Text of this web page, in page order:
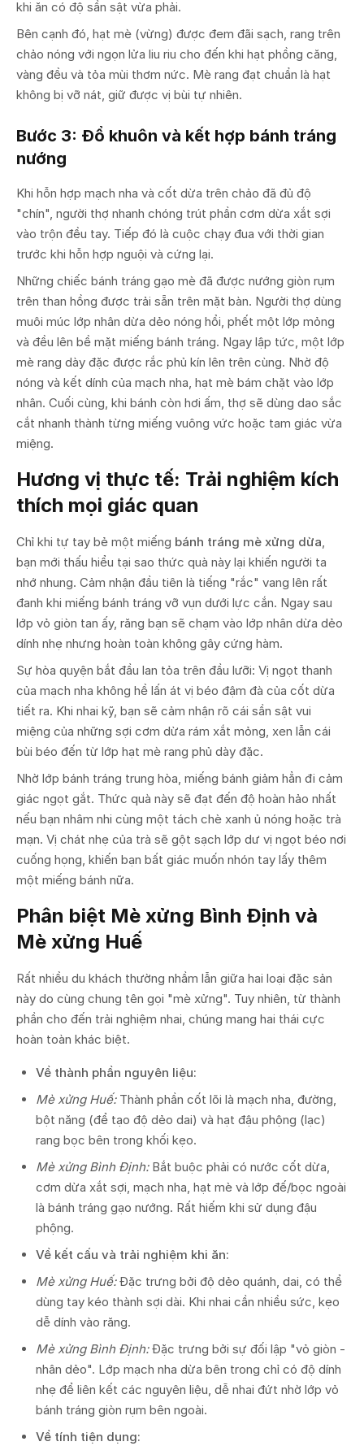
khi ăn có độ sần sật vừa phải.
Bên cạnh đó, hạt mè (vừng) được đem đãi sạch, rang trên
chảo nóng với ngọn lửa liu riu cho đến khi hạt phồng căng,
vàng đều và tỏa mùi thơm nức. Mè rang đạt chuẩn là hạt
không bị vỡ nát, giữ được vị bùi tự nhiên.
Bước 3: Đổ khuôn và kết hợp bánh tráng
nướng
Khi hỗn hợp mạch nha và cốt dừa trên chảo đã đủ độ
"chín", người thợ nhanh chóng trút phần cơm dừa xắt sợi
vào trộn đều tay. Tiếp đó là cuộc chạy đua với thời gian
trước khi hỗn hợp nguội và cứng lại.
Những chiếc bánh tráng gạo mè đã được nướng giòn rụm
trên than hồng được trải sẵn trên mặt bàn. Người thợ dùng
muôi múc lớp nhân dừa dẻo nóng hổi, phết một lớp mỏng
và đều lên bề mặt miếng bánh tráng. Ngay lập tức, một lớp
mè rang dày đặc được rắc phủ kín lên trên cùng. Nhờ độ
nóng và kết dính của mạch nha, hạt mè bám chặt vào lớp
nhân. Cuối cùng, khi bánh còn hơi ấm, thợ sẽ dùng dao sắc
cắt nhanh thành từng miếng vuông vức hoặc tam giác vừa
miệng.
Hương vị thực tế: Trải nghiệm kích
thích mọi giác quan
Chỉ khi tự tay bẻ một miếng bánh tráng mè xửng dừa,
bạn mới thấu hiểu tại sao thức quà này lại khiến người ta
nhớ nhung. Cảm nhận đầu tiên là tiếng "rắc" vang lên rất
đanh khi miếng bánh tráng vỡ vụn dưới lực cắn. Ngay sau
lớp vỏ giòn tan ấy, răng bạn sẽ chạm vào lớp nhân dừa dẻo
dính nhẹ nhưng hoàn toàn không gây cứng hàm.
Sự hòa quyện bắt đầu lan tỏa trên đầu lưỡi: Vị ngọt thanh
của mạch nha không hề lấn át vị béo đậm đà của cốt dừa
tiết ra. Khi nhai kỹ, bạn sẽ cảm nhận rõ cái sần sật vui
miệng của những sợi cơm dừa rám xắt mỏng, xen lẫn cái
bùi béo đến từ lớp hạt mè rang phủ dày đặc.
Nhờ lớp bánh tráng trung hòa, miếng bánh giảm hẳn đi cảm
giác ngọt gắt. Thức quà này sẽ đạt đến độ hoàn hảo nhất
nếu bạn nhâm nhi cùng một tách chè xanh ủ nóng hoặc trà
mạn. Vị chát nhẹ của trà sẽ gột sạch lớp dư vị ngọt béo nơi
cuống họng, khiến bạn bất giác muốn nhón tay lấy thêm
một miếng bánh nữa.
Phân biệt Mè xửng Bình Định và
Mè xửng Huế
Rất nhiều du khách thường nhầm lẫn giữa hai loại đặc sản
này do cùng chung tên gọi "mè xửng". Tuy nhiên, từ thành
phần cho đến trải nghiệm nhai, chúng mang hai thái cực
hoàn toàn khác biệt.
Về thành phần nguyên liệu:
Mè xửng Huế:Thành phần cốt lõi là mạch nha, đường,
bột năng (để tạo độ dẻo dai) và hạt đậu phộng (lạc)
rang bọc bên trong khối kẹo.
Mè xửng Bình Định:Bắt buộc phải có nước cốt dừa,
cơm dừa xắt sợi, mạch nha, hạt mè và lớp đế/bọc ngoài
là bánh tráng gạo nướng. Rất hiếm khi sử dụng đậu
phộng.
Về kết cấu và trải nghiệm khi ăn:
Mè xửng Huế:Đặc trưng bởi độ dẻo quánh, dai, có thể
dùng tay kéo thành sợi dài. Khi nhai cần nhiều sức, kẹo
dễ dính vào răng.
Mè xửng Bình Định:Đặc trưng bởi sự đối lập "vỏ giòn -
nhân dẻo". Lớp mạch nha dừa bên trong chỉ có độ dính
nhẹ để liên kết các nguyên liệu, dễ nhai đứt nhờ lớp vỏ
bánh tráng giòn rụm bên ngoài.
Về tính tiện dụng: